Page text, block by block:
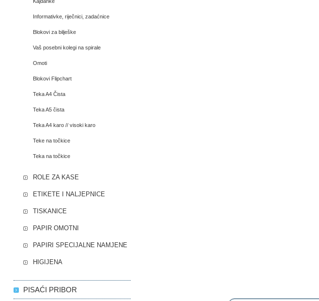
Informativke, riječnici, zadaćnice
Blokovi za bilješke
Vaš posebni kolegi na spirale
Omoti
Blokovi Flipchart
Teka A4 Čista
Teka A5 čista
Teka A4 karo // visoki karo
Teke na točkice
Teka na točkice
ROLE ZA KASE
ETIKETE I NALJEPNICE
TISKANICE
PAPIR OMOTNI
PAPIRI SPECIJALNE NAMJENE
HIGIJENA
PISAĆI PRIBOR